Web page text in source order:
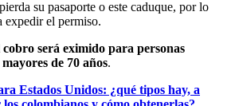
su pasaporte o este caduque, por lo
expedir el permiso.
cobro será eximido para personas
de 70 años.
Estados Unidos: ¿qué tipos hay, a